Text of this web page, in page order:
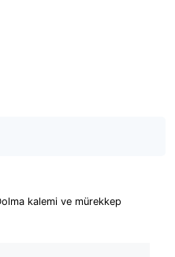
kalemi ve mürekkep